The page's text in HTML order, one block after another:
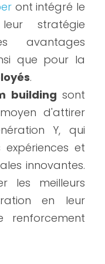
ont intégré le
stratégie
avantages
.
building sont
d'attirer
Y, qui
et
innovantes.
les meilleurs
en leur